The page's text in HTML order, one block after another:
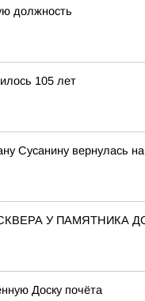
должность
105 лет
Сусанину вернулась
У ПАМЯТНИКА
Доску почёта